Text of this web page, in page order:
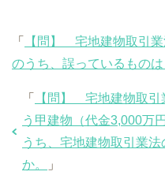
「
【問】 宅地建物取引
のうち、誤っているものは
「
【問】 宅地建物取引
う甲建物（代金3,000万
うち、宅地建物取引業
か。
」